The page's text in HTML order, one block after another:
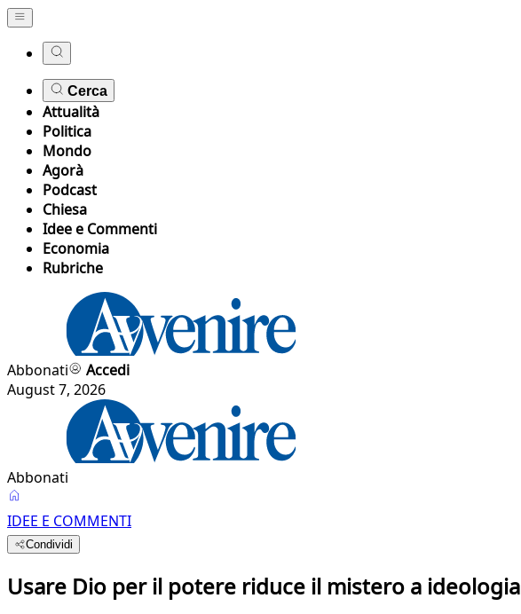
Cerca
Attualità
Politica
Mondo
Agorà
Podcast
Chiesa
Idee e Commenti
Economia
Rubriche
Abbonati
Accedi
August 7, 2026
Abbonati
IDEE E COMMENTI
Condividi
Usare Dio per il potere riduce il mistero a ideologia